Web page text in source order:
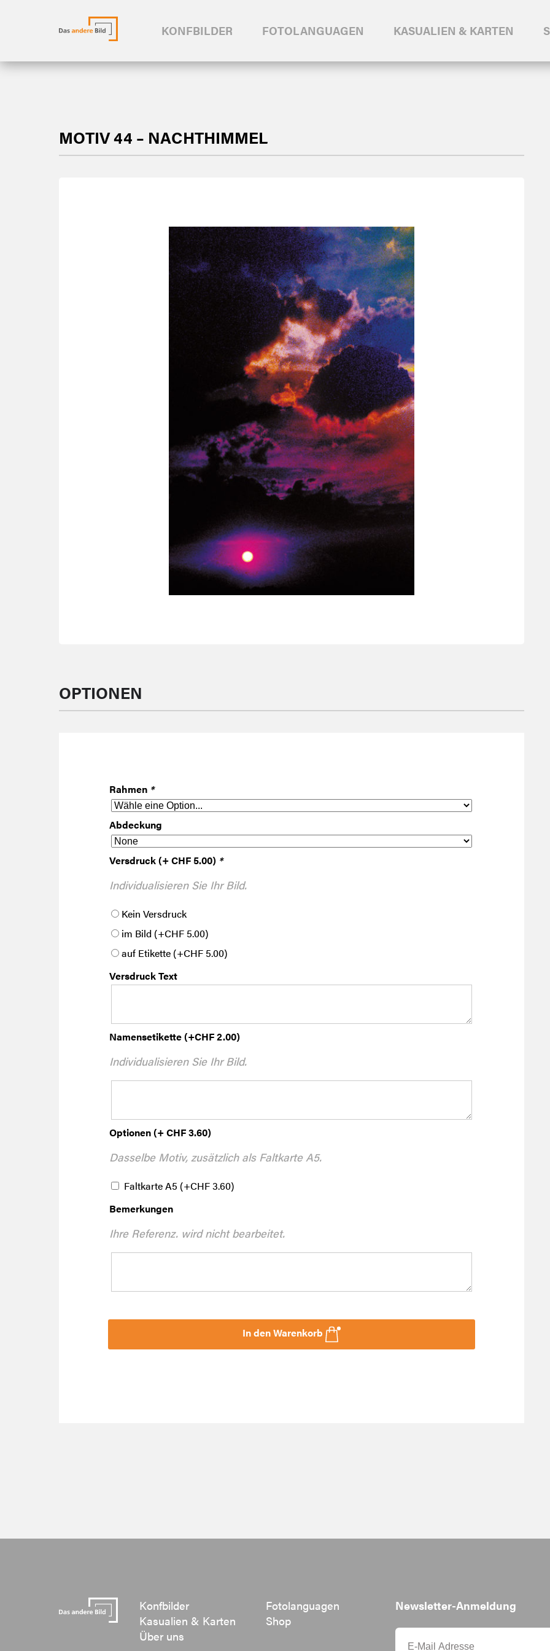
KONFBILDER FOTOLANGUAGEN KASUALIEN & KARTEN
MOTIV 44 – NACHTHIMMEL
OPTIONEN
Rahmen *
Abdeckung
Versdruck (+ CHF 5.00) *
Individualisieren Sie Ihr Bild.
Kein Versdruck
im Bild (+CHF 5.00)
auf Etikette (+CHF 5.00)
Versdruck Text
Namensetikette(+CHF2.00)
Individualisieren Sie Ihr Bild.
Optionen (+ CHF 3.60)
Dasselbe Motiv, zusätzlich als Faltkarte A5.
Faltkarte A5 (+CHF3.60)
Bemerkungen
Ihre Referenz. wird nicht bearbeitet.
In den Warenkorb
Konfbilder
Fotolanguagen
Kasualien & Karten
Shop
Über uns
Newsletter-Anmeldung